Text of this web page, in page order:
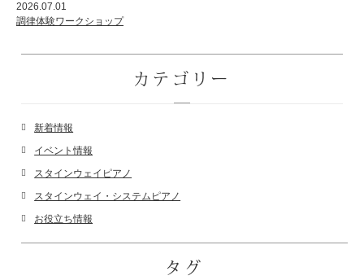
2026.07.01
調律体験ワークショップ
カテゴリー
新着情報
イベント情報
スタインウェイピアノ
スタインウェイ・システムピアノ
お役立ち情報
タグ